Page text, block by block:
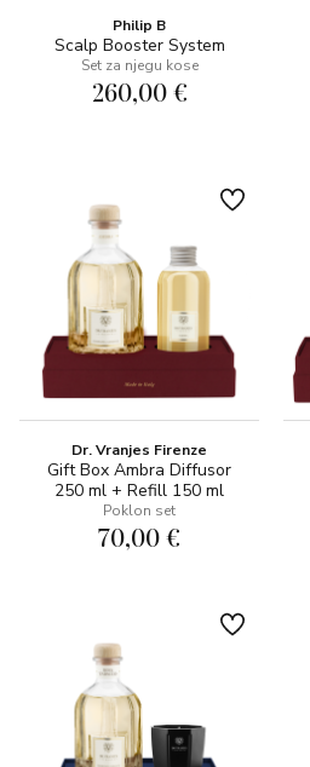
Philip B
Scalp Booster System
Set za njegu kose
260,00 €
Dr. Vranjes Firenze
Gift Box Ambra Diffusor
250 ml + Refill 150 ml
Poklon set
70,00 €